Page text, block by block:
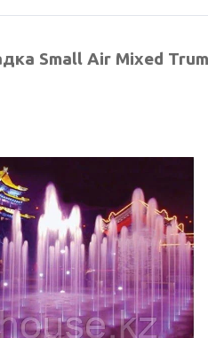
Small Air Mixed